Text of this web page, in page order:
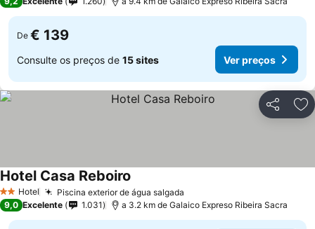
De € 139
Consulte os preços de 15 sites Ver preços
Partilhar
2 Estrelas
Hotel Piscina exterior de água salgada
Hotel Casa Reboiro
9,0 Excelente 1.031 a 3.2 km de Galaico Expreso Ribeira Sacra